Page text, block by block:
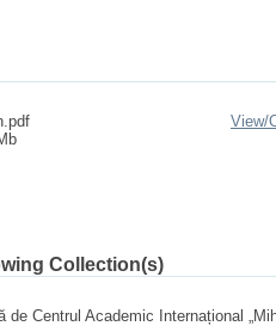
View/
Collection(s)
Centrul Academic Internațional